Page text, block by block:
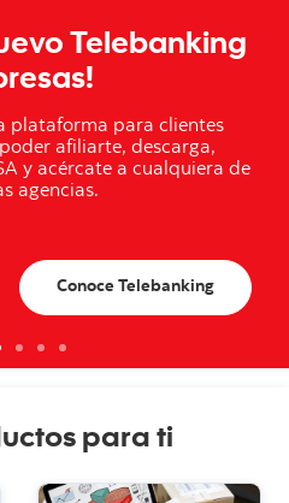
Telebanking
plataforma para clientes
afiliarte, descarga,
y acércate a cualquiera de
agencias.
Conoce Telebanking
para ti